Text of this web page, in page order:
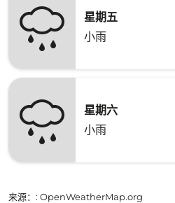
星期五
小雨
星期六
小雨
来源： : OpenWeatherMap.org